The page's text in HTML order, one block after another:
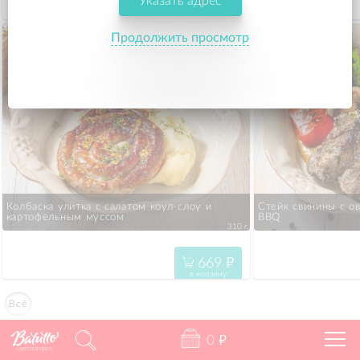
Всё
695
Колбаска улитка с салатом коул-слоу и
картофельным муссом
310 г.
669 "
в корзину
Стейк свинины с
BBQ
Светлогорск
0 "
Продолжить просмотр